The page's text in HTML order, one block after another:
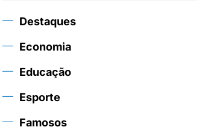
Destaques
Economia
Educação
Esporte
Famosos